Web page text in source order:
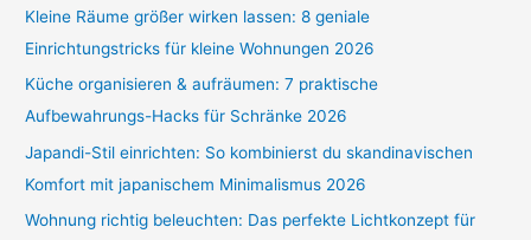
Kleine Räume größer wirken lassen: 8 geniale
Einrichtungstricks für kleine Wohnungen 2026
Küche organisieren & aufräumen: 7 praktische
Aufbewahrungs-Hacks für Schränke 2026
Japandi-Stil einrichten: So kombinierst du skandinavischen
Komfort mit japanischem Minimalismus 2026
Wohnung richtig beleuchten: Das perfekte Lichtkonzept für